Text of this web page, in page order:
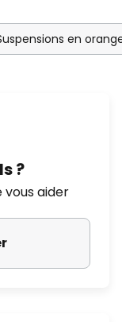
en
?
vous aider